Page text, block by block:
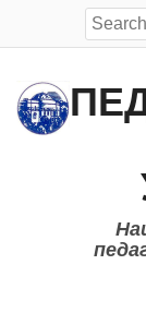
Search
for: